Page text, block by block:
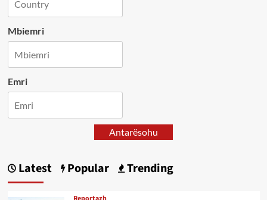
Mbiemri
Emri
Antarësohu
Latest Popular Trending